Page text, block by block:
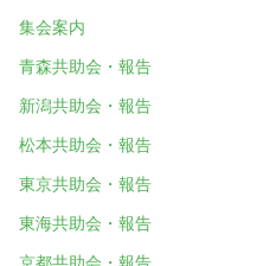
集会案内
青森共助会・報告
新潟共助会・報告
松本共助会・報告
東京共助会・報告
東海共助会・報告